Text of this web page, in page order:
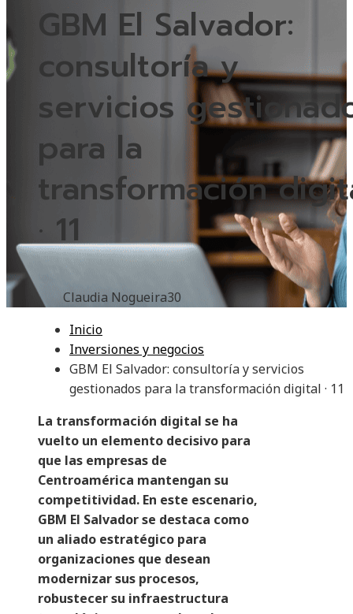
GBM El Salvador:
consultoría y
servicios
para la
transformación
· 11
Claudia Nogueira30
Inicio
Inversiones y negocios
GBM El Salvador: consultoría y servicios
gestionados para la transformación digital · 11
La transformación digital se ha
vuelto un elemento decisivo para
que las empresas de
Centroamérica mantengan su
competitividad. En este escenario,
GBM El Salvador se destaca como
un aliado estratégico para
organizaciones que desean
modernizar sus procesos,
robustecer su infraestructura